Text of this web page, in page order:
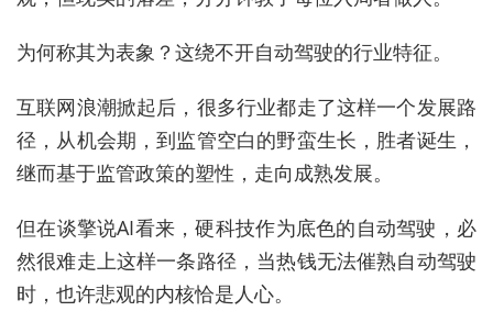
为何称其为表象？这绕不开自动驾驶的行业特征。
互联网浪潮掀起后，很多行业都走了这样一个发展路
径，从机会期，到监管空白的野蛮生长，胜者诞生，
继而基于监管政策的塑性，走向成熟发展。
但在谈擎说AI看来，硬科技作为底色的自动驾驶，必
然很难走上这样一条路径，当热钱无法催熟自动驾驶
时，也许悲观的内核恰是人心。